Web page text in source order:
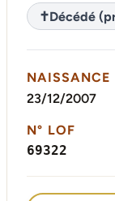
✝Décédé
NAISSANCE
23/12/2007
N° LOF
69322